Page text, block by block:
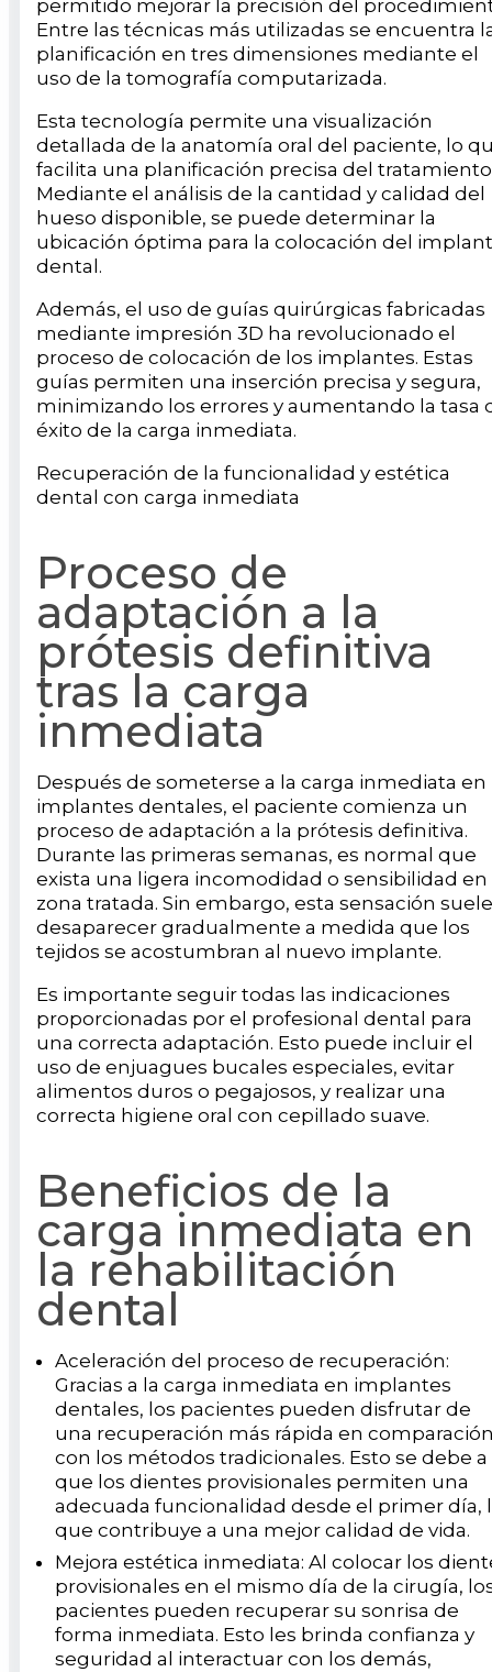
permitido mejorar la precisión del
Entre las técnicas más utilizadas se encuentra
planificación en tres dimensiones mediante el
uso de la tomografía computarizada.
Esta tecnología permite una visualización
detallada de la anatomía oral del paciente, lo
facilita una planificación precisa del
Mediante el análisis de la cantidad y calidad del
hueso disponible, se puede determinar la
ubicación óptima para la colocación del
dental.
Además, el uso de guías quirúrgicas fabricadas
mediante impresión 3D ha revolucionado el
proceso de colocación de los implantes. Estas
guías permiten una inserción precisa y segura,
minimizando los errores y aumentando la tasa
éxito de la carga inmediata.
Recuperación de la funcionalidad y estética
dental con carga inmediata
Proceso de
adaptación a la
prótesis definitiva
tras la carga
inmediata
Después de someterse a la carga inmediata en
implantes dentales, el paciente comienza un
proceso de adaptación a la prótesis definitiva.
Durante las primeras semanas, es normal que
exista una ligera incomodidad o sensibilidad en
zona tratada. Sin embargo, esta sensación suele
desaparecer gradualmente a medida que los
tejidos se acostumbran al nuevo implante.
Es importante seguir todas las indicaciones
proporcionadas por el profesional dental para
una correcta adaptación. Esto puede incluir el
uso de enjuagues bucales especiales, evitar
alimentos duros o pegajosos, y realizar una
correcta higiene oral con cepillado suave.
Beneficios de la
carga inmediata en
la rehabilitación
dental
Aceleración del proceso de recuperación:
Gracias a la carga inmediata en implantes
dentales, los pacientes pueden disfrutar de
una recuperación más rápida en
con los métodos tradicionales. Esto se debe a
que los dientes provisionales permiten una
adecuada funcionalidad desde el primer día,
que contribuye a una mejor calidad de vida.
Mejora estética inmediata: Al colocar los
provisionales en el mismo día de la cirugía,
pacientes pueden recuperar su sonrisa de
forma inmediata. Esto les brinda confianza y
seguridad al interactuar con los demás,